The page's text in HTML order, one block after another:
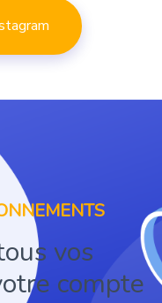
vos
compte